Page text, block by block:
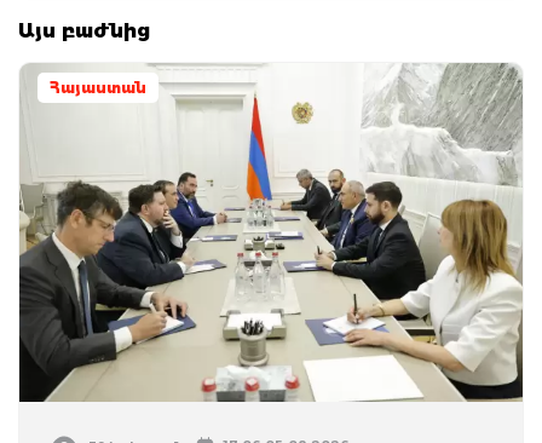
Այս բաժնից
Հայաստան